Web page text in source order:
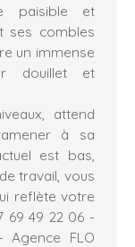
paisible et
ses combles
un immense
douillet et
attend
à sa
est bas,
travail, vous
reflète votre
69 49 22 06 -
Agence FLO